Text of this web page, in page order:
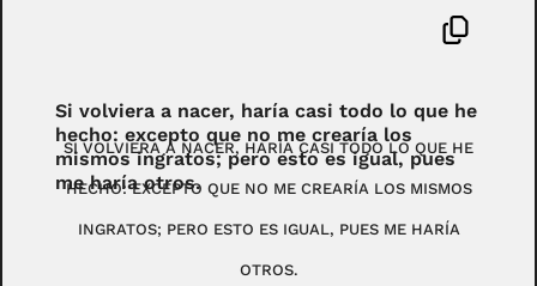
Si volviera a nacer, haría casi todo lo que he
hecho: excepto que no me crearía los
mismos ingratos; pero esto es igual, pues
me haría otros.
SI VOLVIERA A NACER, HARÍA CASI TODO LO QUE HE
HECHO: EXCEPTO QUE NO ME CREARÍA LOS MISMOS
INGRATOS; PERO ESTO ES IGUAL, PUES ME HARÍA
OTROS.